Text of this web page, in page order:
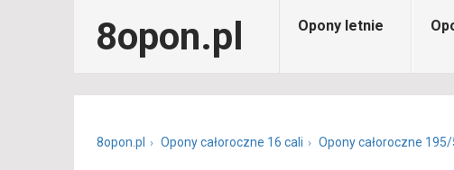
8opon.pl Opony letnie
8opon.pl Opony całoroczne 16 cali Opony całoroczne 195/